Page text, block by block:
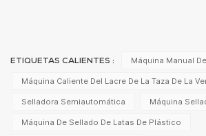
ETIQUETAS CALIENTES : Máquina Manual
Máquina Caliente Del Lacre De La Taza De La
Selladora Semiautomática Máquina
Máquina De Sellado De Latas De Plástico